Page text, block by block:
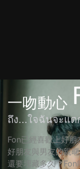
一吻動心
ถึง...ใจฉันจะแต
Fon已經喜歡上好朋
好朋友與男友的親
還要埋藏多久？